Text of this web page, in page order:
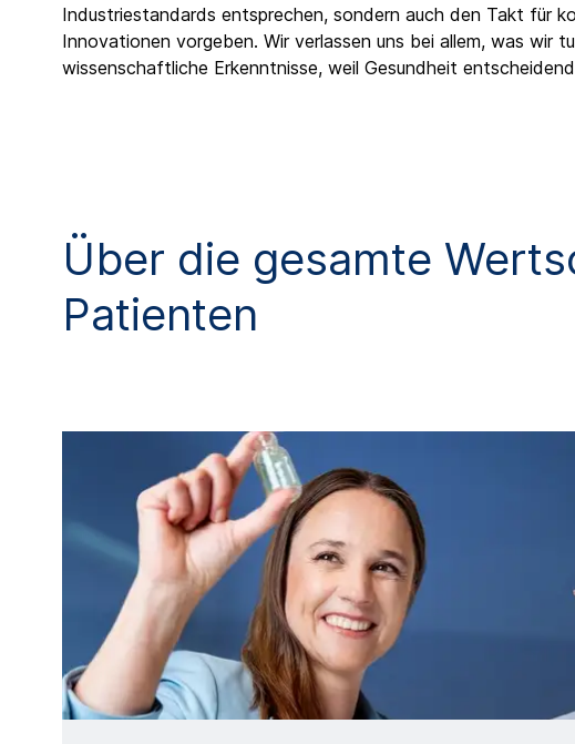
Industriestandards entsprechen, sondern auch den Takt für
Innovationen vorgeben. Wir verlassen uns bei allem, was wir
wissenschaftliche Erkenntnisse, weil Gesundheit
Über die gesamte
Patienten